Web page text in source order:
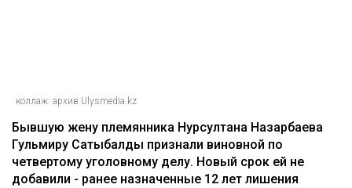
коллаж: архив Ulysmedia.kz
Бывшую жену племянника Нурсултана Назарбаева
Гульмиру Сатыбалды признали виновной по
четвертому уголовному делу. Новый срок ей не
добавили - ранее назначенные 12 лет лишения